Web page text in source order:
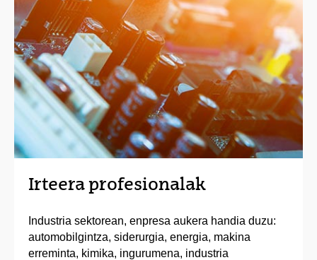
Irteera profesionalak
Industria sektorean, enpresa aukera handia duzu:
automobilgintza, siderurgia, energia, makina
erreminta, kimika, ingurumena, industria